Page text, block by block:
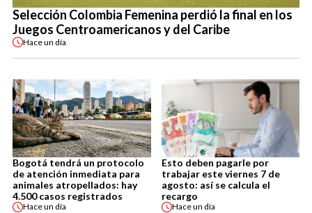
Selección Colombia Femenina perdió la final en los
Juegos Centroamericanos y del Caribe
Haceun día
Bogotá tendrá un protocolo
de atención inmediata para
animales atropellados: hay
4.500 casos registrados
Haceun día
Esto deben pagarle por
trabajar este viernes 7 de
agosto: así se calcula el
recargo
Haceun día